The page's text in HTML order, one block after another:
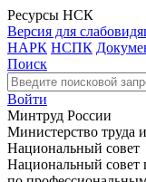
Ресурсы НСК
Версия для
НАРК НСПК
Поиск
Войти
Минтруд России
Министерство труда
Национальный совет
Национальный совет